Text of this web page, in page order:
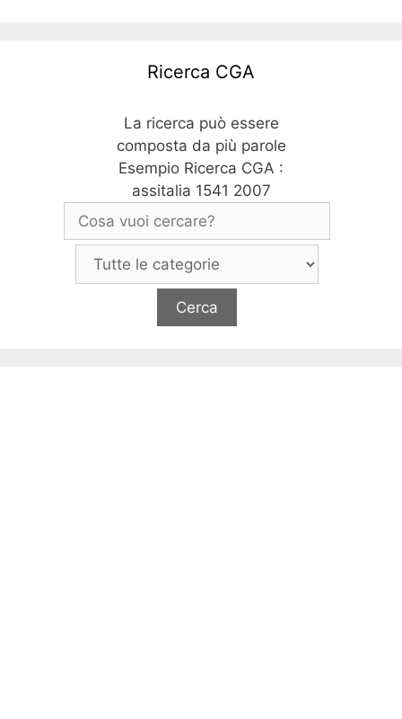
Ricerca CGA
La ricerca può essere
composta da più parole
Esempio Ricerca CGA :
assitalia 1541 2007